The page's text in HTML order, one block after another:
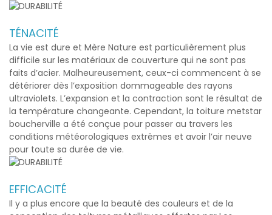
TÉNACITÉ
La vie est dure et Mère Nature est particulièrement plus
difficile sur les matériaux de couverture qui ne sont pas
faits d’acier. Malheureusement, ceux-ci commencent à se
détériorer dès l’exposition dommageable des rayons
ultraviolets. L’expansion et la contraction sont le résultat de
la température changeante. Cependant, la toiture metstar
boucherville a été conçue pour passer au travers les
conditions météorologiques extrêmes et avoir l’air neuve
pour toute sa durée de vie.
EFFICACITÉ
Il y a plus encore que la beauté des couleurs et de la